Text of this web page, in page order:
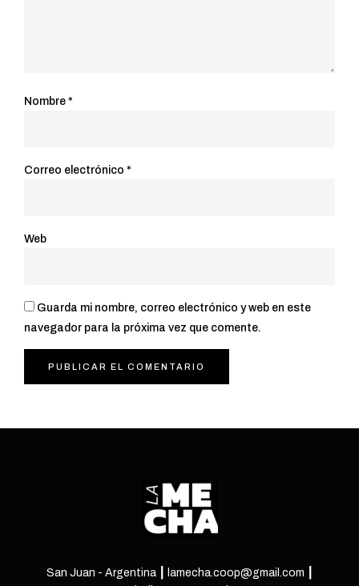
Nombre *
Correo electrónico *
Web
Guarda mi nombre, correo electrónico y web en este
navegador para la próxima vez que comente.
San Juan - Argentina ┃ lamecha.coop@gmail.com ┃